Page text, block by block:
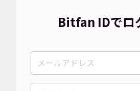
Bitfan IDでロ